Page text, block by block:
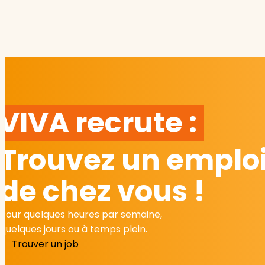
recrute :
Trouvez un
de chez vous !
Pour quelques heures par semaine,
quelques jours ou à temps plein.
Trouver un job